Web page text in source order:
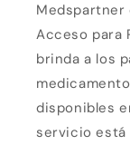
Medspartner
Acceso para
brinda a los
disponibles
servicio está